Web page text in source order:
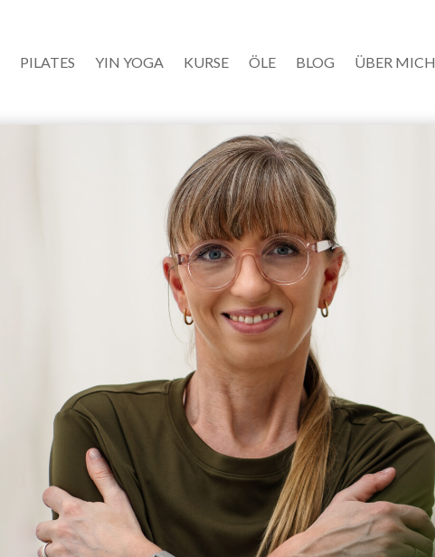
PILATES YIN YOGA KURSE ÖLE BLOG ÜBER MICH